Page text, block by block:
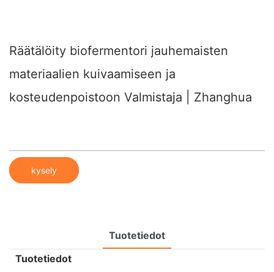
Räätälöity biofermentori jauhemaisten
materiaalien kuivaamiseen ja
kosteudenpoistoon Valmistaja | Zhanghua
kysely
Tuotetiedot
Tuotetiedot